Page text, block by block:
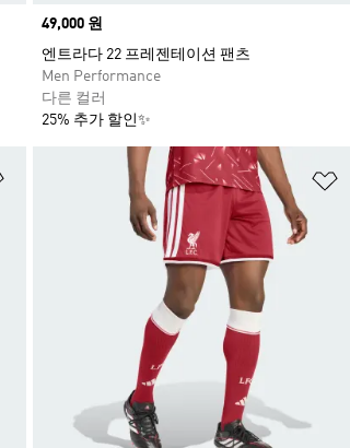
Price
49,000 원
엔트라다 22 프레젠테이션 팬츠
Men Performance
다른 컬러
25% 추가 할인✨
위시리스트 담기